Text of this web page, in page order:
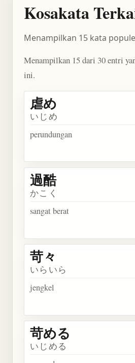
Kosakata
Menampilkan 15 kata
Menampilkan 15 dari 30 entri
ini.
虐め
いじめ
perundungan
過酷
かこく
sangat berat
苛々
いらいら
jengkel
苛める
いじめる